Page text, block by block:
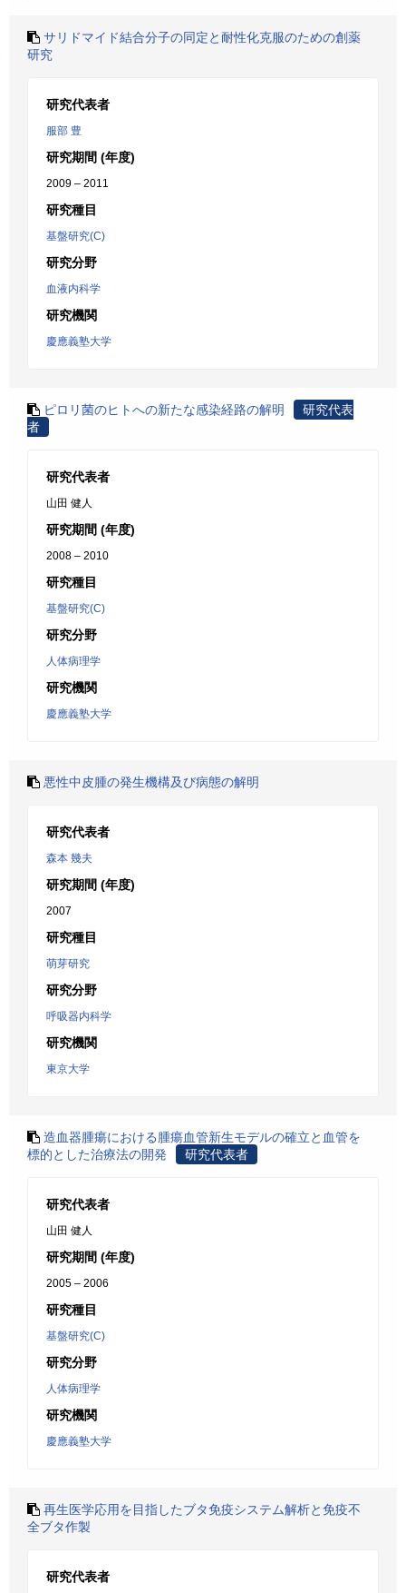
サリドマイド結合分子の同定と耐性化克服のための創薬
研究
研究代表者
服部 豊
研究期間 (年度)
2009 – 2011
研究種目
基盤研究(C)
研究分野
血液内科学
研究機関
慶應義塾大学
ピロリ菌のヒトへの新たな感染経路の解明
研究代表
者
研究代表者
山田 健人
研究期間 (年度)
2008 – 2010
研究種目
基盤研究(C)
研究分野
人体病理学
研究機関
慶應義塾大学
悪性中皮腫の発生機構及び病態の解明
研究代表者
森本 幾夫
研究期間 (年度)
2007
研究種目
萌芽研究
研究分野
呼吸器内科学
研究機関
東京大学
造血器腫瘍における腫瘍血管新生モデルの確立と血管を
標的とした治療法の開発
研究代表者
研究代表者
山田 健人
研究期間 (年度)
2005 – 2006
研究種目
基盤研究(C)
研究分野
人体病理学
研究機関
慶應義塾大学
再生医学応用を目指したブタ免疫システム解析と免疫不
全ブタ作製
研究代表者